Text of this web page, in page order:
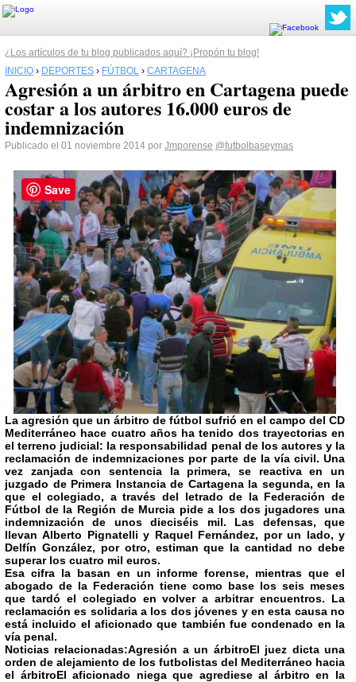
¿Los artículos de tu blog publicados aquí? ¡Propón tu blog!
INICIO › DEPORTES › FÚTBOL › CARTAGENA
Agresión a un árbitro en Cartagena puede
costar a los autores 16.000 euros de
indemnización
Publicado el 01 noviembre 2014 por Jmporense @futbolbaseymas
La agresión que un árbitro de fútbol sufrió en el campo del CD
Mediterráneo hace cuatro años ha tenido dos trayectorias en
el terreno judicial: la responsabilidad penal de los autores y la
reclamación de indemnizaciones por parte de la vía civil. Una
vez zanjada con sentencia la primera, se reactiva en un
juzgado de Primera Instancia de Cartagena la segunda, en la
que el colegiado, a través del letrado de la Federación de
Fútbol de la Región de Murcia pide a los dos jugadores una
indemnización de unos dieciséis mil. Las defensas, que
llevan Alberto Pignatelli y Raquel Fernández, por un lado, y
Delfín González, por otro, estiman que la cantidad no debe
superar los cuatro mil euros.
Esa cifra la basan en un informe forense, mientras que el
abogado de la Federación tiene como base los seis meses
que tardó el colegiado en volver a arbitrar encuentros. La
reclamación es solidaria a los dos jóvenes y en esta causa no
está incluido el aficionado que también fue condenado en la
vía penal.
Noticias relacionadas:Agresión a un árbitroEl juez dicta una
orden de alejamiento de los futbolistas del Mediterráneo hacia
el árbitroEl aficionado niega que agrediese al árbitro en la
Save